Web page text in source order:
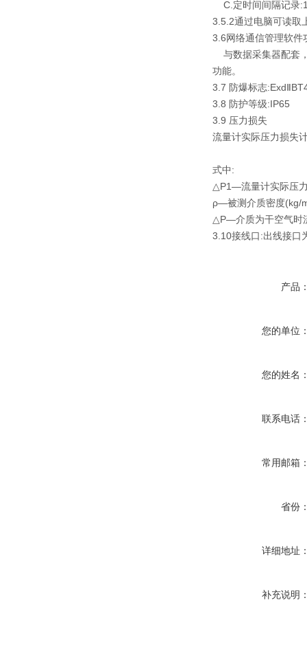
C.定时间间隔记录
3.5.2通过电脑可读取
3.6网络通信管理软件
与数据采集器配套
功能。
3.7 防爆标志
3.8 防护等级:IP65
3.9 压力损失
流量计实际压力损失
式中:
△P1—流量计实际压
ρ—被测介质密度(kg/
△P—介质为干空气时
3.10接线口:出线接口
产品
您的单位
您的姓名
联系电话
常用邮箱
省份
详细地址
补充说明